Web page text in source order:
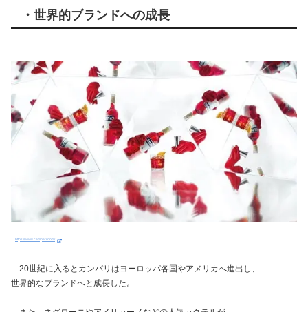
・世界的ブランドへの成長
https://www.campari.com/
20世紀に入るとカンパリはヨーロッパ各国やアメリカへ進出し、
世界的なブランドへと成長した。